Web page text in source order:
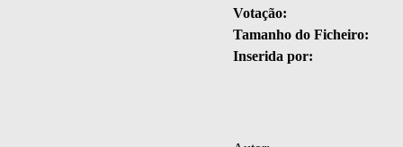
Votação:
Tamanho do Ficheiro:
Inserida por: